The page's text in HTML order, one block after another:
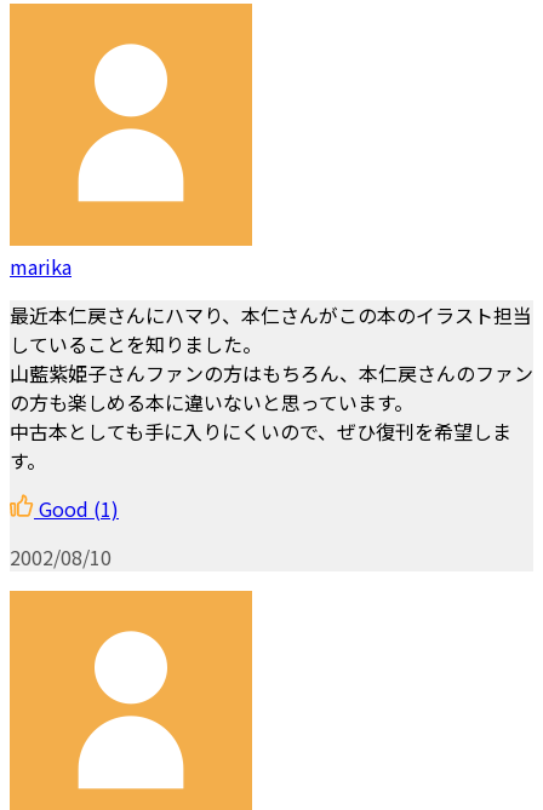
marika
最近本仁戻さんにハマり、本仁さんがこの本のイラスト担当
していることを知りました。
山藍紫姫子さんファンの方はもちろん、本仁戻さんのファン
の方も楽しめる本に違いないと思っています。
中古本としても手に入りにくいので、ぜひ復刊を希望しま
す。
Good (1)
2002/08/10